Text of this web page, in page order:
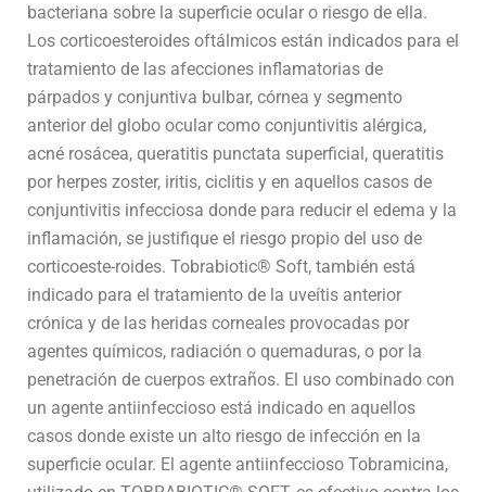
bacteriana sobre la superficie ocular o riesgo de ella.
Los corticoesteroides oftálmicos están indicados para el
tratamiento de las afecciones inflamatorias de
párpados y conjuntiva bulbar, córnea y segmento
anterior del globo ocular como conjuntivitis alérgica,
acné rosácea, queratitis punctata superficial, queratitis
por herpes zoster, iritis, ciclitis y en aquellos casos de
conjuntivitis infecciosa donde para reducir el edema y la
inflamación, se justifique el riesgo propio del uso de
corticoeste-roides. Tobrabiotic® Soft, también está
indicado para el tratamiento de la uveítis anterior
crónica y de las heridas corneales provocadas por
agentes químicos, radiación o quemaduras, o por la
penetración de cuerpos extraños. El uso combinado con
un agente antiinfeccioso está indicado en aquellos
casos donde existe un alto riesgo de infección en la
superficie ocular. El agente antiinfeccioso Tobramicina,